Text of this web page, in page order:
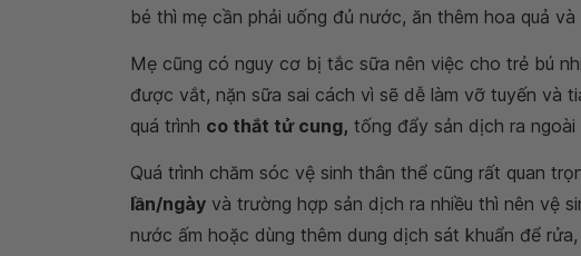
bé thì mẹ cần phải uống đủ nước, ăn thêm hoa quả
Mẹ cũng có nguy cơ bị tắc sữa nên việc cho trẻ bú
được vắt, nặn sữa sai cách vì sẽ dễ làm vỡ tuyến và
quá trình co thắt tử cung, tống đẩy sản dịch ra
Quá trình chăm sóc vệ sinh thân thể cũng rất quan
lần/ngày và trường hợp sản dịch ra nhiều thì nên vệ
nước ấm hoặc dùng thêm dung dịch sát khuẩn để